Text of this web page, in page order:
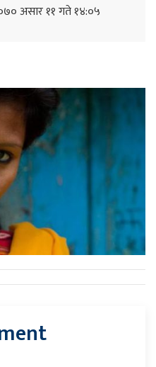
असार ११ गते १४:०५